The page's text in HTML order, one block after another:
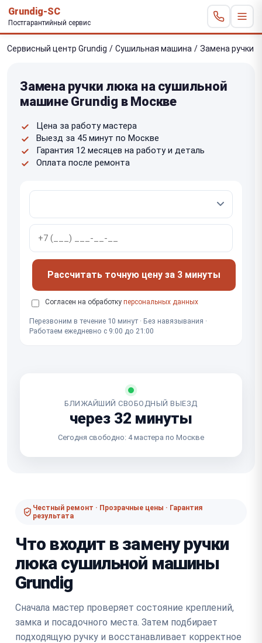
Grundig-SC
Постгарантийный сервис
Сервисный центр Grundig / Сушильная машина / Замена ручки
Замена ручки люка на сушильной
машине Grundig в Москве
Цена за работу мастера
Выезд за 45 минут по Москве
Гарантия 12 месяцев на работу и деталь
Оплата после ремонта
Рассчитать точную цену за 3 минуты
Согласен на обработку персональных данных
Перезвоним в течение 10 минут · Без навязывания ·
Работаем ежедневно с 9:00 до 21:00
БЛИЖАЙШИЙ СВОБОДНЫЙ ВЫЕЗД
через 32 минуты
Сегодня свободно: 4 мастера по Москве
Честный ремонт · Прозрачные цены · Гарантия
результата
Что входит в замену ручки
люка сушильной машины
Grundig
Сначала мастер проверяет состояние креплений,
замка и посадочного места. Затем подбирает
подходящую ручку и восстанавливает корректное